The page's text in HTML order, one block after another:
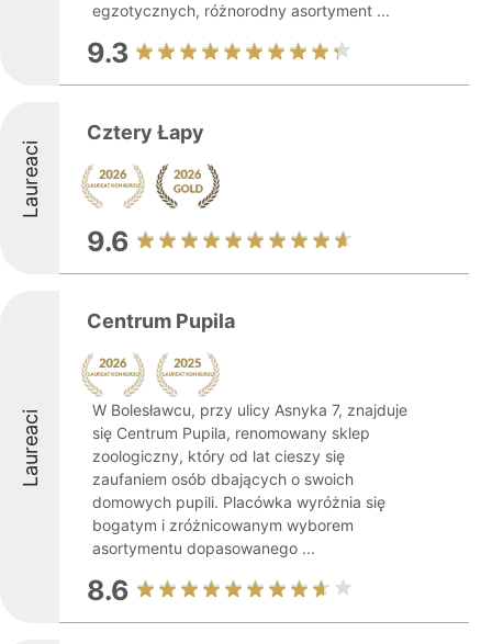
egzotycznych, różnorodny asortyment ...
9.3
Laureaci
Cztery Łapy
9.6
Laureaci
Centrum Pupila
W Bolesławcu, przy ulicy Asnyka 7, znajduje
się Centrum Pupila, renomowany sklep
zoologiczny, który od lat cieszy się
zaufaniem osób dbających o swoich
domowych pupili. Placówka wyróżnia się
bogatym i zróżnicowanym wyborem
asortymentu dopasowanego ...
8.6